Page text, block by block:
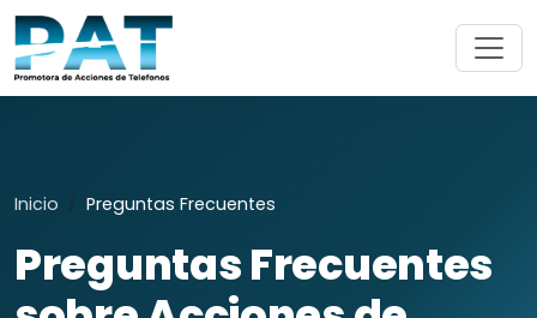
Inicio Preguntas Frecuentes
Preguntas Frecuentes